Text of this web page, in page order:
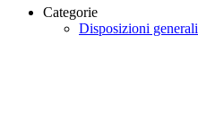
Categorie
Disposizioni generali